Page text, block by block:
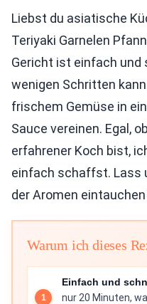
Liebst du asiatische
Teriyaki Garnelen
Gericht ist einfach und
wenigen Schritten
frischem Gemüse in
Sauce vereinen. Egal,
erfahrener Koch bist,
einfach schaffst. Lass
der Aromen
Warum ich dieses
Einfach und
nur 20 Minuten,